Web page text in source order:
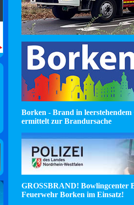
Borken - Brand in leerstehendem
ermittelt zur Brandursache
GROSSBRAND! Bowlingcenter
Feuerwehr Borken im Einsatz!